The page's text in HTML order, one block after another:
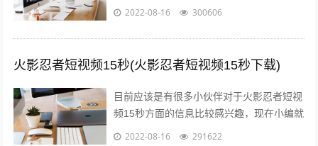
集了一些与消防火灾宣传内容相关的信息来
2022-08-16 300606
火影忍者短视频15秒(火影忍者短视频15秒下载)
目前应该是有很多小伙伴对于火影忍者短视
频15秒方面的信息比较感兴趣，现在小编就
收集了一些与火影忍者短视频15秒下载相关
2022-08-16 291622